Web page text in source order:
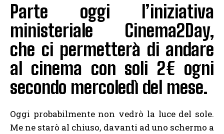
Parte oggi l’iniziativa
ministeriale Cinema2Day,
che ci permetterà di andare
al cinema con soli 2€ ogni
secondo mercoledì del mese.
Oggi probabilmente non vedrò la luce del sole.
Me ne starò al chiuso, davanti ad uno schermo a